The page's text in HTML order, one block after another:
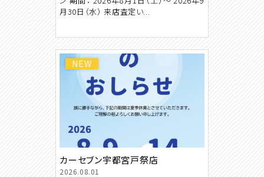
月30日（水） 来店査定い...
NEW
カーセブン宇都宮戸祭店
2026.08.01